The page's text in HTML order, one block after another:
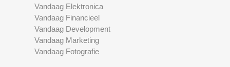
Vandaag Elektronica
Vandaag Financieel
Vandaag Development
Vandaag Marketing
Vandaag Fotografie